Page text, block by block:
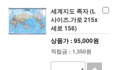
세계지도 족자 (L
사이즈.가로 215x
세로 156)
상품가 : 95,000원
적립금 : 1,350원